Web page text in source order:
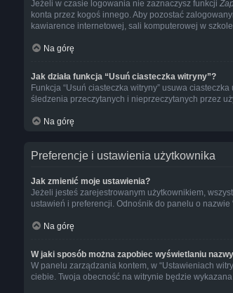
Jeżeli w czasie logowania nie zaznaczysz funkcji
konta przez kogoś innego. Aby pozostać
kawiarence internetowej, sali komputerowej w
Na górę
Jak działa funkcja “Usuń ciasteczka witryny”?
Funkcja “Usuń ciasteczka witryny” usuwa
śledzenia przeczytanych i nieprzeczytanych przez
Na górę
Preferencje i ustawienia użytkownika
Jak zmienić moje ustawienia?
Jeżeli jesteś zarejestrowanym użytkownikiem,
ustawień i preferencji. Odnośnik do panelu o
Na górę
W jaki sposób można zapobiec wyświetlaniu
W panelu zarządzania kontem, w “Ustawieniach
ciebie. Twoja obecność na witrynie będzie